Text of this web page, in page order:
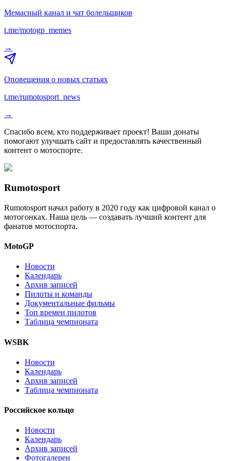
Мемасный канал и чат болельщиков
t.me/motogp_memes
→
Оповещения о новых статьях
t.me/rumotosport_news
→
Спасибо всем, кто поддерживает проект! Ваши донаты
помогают улучшать сайт и предоставлять качественный
контент о мотоспорте.
Rumotosport
Rumotosport начал работу в 2020 году как цифровой канал о
мотогонках. Наша цель — создавать лучший контент для
фанатов мотоспорта.
MotoGP
Новости
Календарь
Архив записей
Пилоты и команды
Документальные фильмы
Топ времен пилотов
Таблица чемпионата
WSBK
Новости
Календарь
Архив записей
Таблица чемпионата
Российское кольцо
Новости
Календарь
Архив записей
Фотогалереи